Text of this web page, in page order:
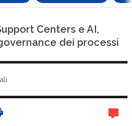
Centers e AI,
dei processi